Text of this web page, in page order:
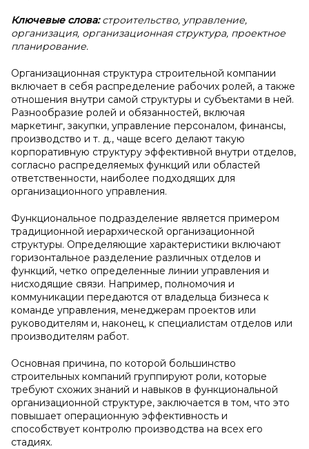
Ключевые слова:строительство, управление,
организация, организационная структура, проектное
планирование.
Организационная структура строительной компании
включает в себя распределение рабочих ролей, а также
отношения внутри самой структуры и субъектами в ней.
Разнообразие ролей и обязанностей, включая
маркетинг, закупки, управление персоналом, финансы,
производство и т. д., чаще всего делают такую
корпоративную структуру эффективной внутри отделов,
согласно распределяемых функций или областей
ответственности, наиболее подходящих для
организационного управления.
Функциональное подразделение является примером
традиционной иерархической организационной
структуры. Определяющие характеристики включают
горизонтальное разделение различных отделов и
функций, четко определенные линии управления и
нисходящие связи. Например, полномочия и
коммуникации передаются от владельца бизнеса к
команде управления, менеджерам проектов или
руководителям и, наконец, к специалистам отделов или
производителям работ.
Основная причина, по которой большинство
строительных компаний группируют роли, которые
требуют схожих знаний и навыков в функциональной
организационной структуре, заключается в том, что это
повышает операционную эффективность и
способствует контролю производства на всех его
стадиях.